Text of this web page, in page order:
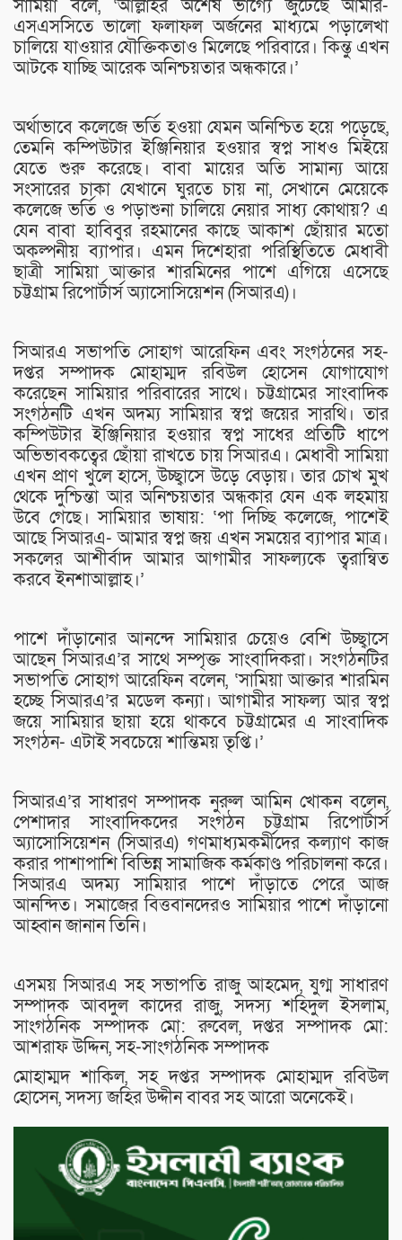
সামিয়া বলে, ‘আল্লাহর অশেষ ভাগ্যে জুটেছে আমার-
এসএসসিতে ভালো ফলাফল অর্জনের মাধ্যমে পড়ালেখা
চালিয়ে যাওয়ার যৌক্তিকতাও মিলেছে পরিবারে। কিন্তু এখন
আটকে যাচ্ছি আরেক অনিশ্চয়তার অন্ধকারে।’
অর্থাভাবে কলেজে ভর্তি হওয়া যেমন অনিশ্চিত হয়ে পড়েছে,
তেমনি কম্পিউটার ইঞ্জিনিয়ার হওয়ার স্বপ্ন সাধও মিইয়ে
যেতে শুরু করেছে। বাবা মায়ের অতি সামান্য আয়ে
সংসারের চাকা যেখানে ঘুরতে চায় না, সেখানে মেয়েকে
কলেজে ভর্তি ও পড়াশুনা চালিয়ে নেয়ার সাধ্য কোথায়? এ
যেন বাবা হাবিবুর রহমানের কাছে আকাশ ছোঁয়ার মতো
অকল্পনীয় ব্যাপার। এমন দিশেহারা পরিস্থিতিতে মেধাবী
ছাত্রী সামিয়া আক্তার শারমিনের পাশে এগিয়ে এসেছে
চট্টগ্রাম রিপোর্টার্স অ্যাসোসিয়েশন (সিআরএ)।
সিআরএ সভাপতি সোহাগ আরেফিন এবং সংগঠনের সহ-
দপ্তর সম্পাদক মোহাম্মদ রবিউল হোসেন যোগাযোগ
করেছেন সামিয়ার পরিবারের সাথে। চট্টগ্রামের সাংবাদিক
সংগঠনটি এখন অদম্য সামিয়ার স্বপ্ন জয়ের সারথি। তার
কম্পিউটার ইঞ্জিনিয়ার হওয়ার স্বপ্ন সাধের প্রতিটি ধাপে
অভিভাবকত্বের ছোঁয়া রাখতে চায় সিআরএ। মেধাবী সামিয়া
এখন প্রাণ খুলে হাসে, উচ্ছ্বাসে উড়ে বেড়ায়। তার চোখ মুখ
থেকে দুশ্চিন্তা আর অনিশ্চয়তার অন্ধকার যেন এক লহমায়
উবে গেছে। সামিয়ার ভাষায়: ‘পা দিচ্ছি কলেজে, পাশেই
আছে সিআরএ- আমার স্বপ্ন জয় এখন সময়ের ব্যাপার মাত্র।
সকলের আশীর্বাদ আমার আগামীর সাফল্যকে ত্বরান্বিত
করবে ইনশাআল্লাহ।’
পাশে দাঁড়ানোর আনন্দে সামিয়ার চেয়েও বেশি উচ্ছ্বাসে
আছেন সিআরএ’র সাথে সম্পৃক্ত সাংবাদিকরা। সংগঠনটির
সভাপতি সোহাগ আরেফিন বলেন, ‘সামিয়া আক্তার শারমিন
হচ্ছে সিআরএ’র মডেল কন্যা। আগামীর সাফল্য আর স্বপ্ন
জয়ে সামিয়ার ছায়া হয়ে থাকবে চট্টগ্রামের এ সাংবাদিক
সংগঠন- এটাই সবচেয়ে শান্তিময় তৃপ্তি।’
সিআরএ’র সাধারণ সম্পাদক নুরুল আমিন খোকন বলেন,
পেশাদার সাংবাদিকদের সংগঠন চট্টগ্রাম রিপোর্টার্স
অ্যাসোসিয়েশন (সিআরএ) গণমাধ্যমকর্মীদের কল্যাণ কাজ
করার পাশাপাশি বিভিন্ন সামাজিক কর্মকাণ্ড পরিচালনা করে।
সিআরএ অদম্য সামিয়ার পাশে দাঁড়াতে পেরে আজ
আনন্দিত। সমাজের বিত্তবানদেরও সামিয়ার পাশে দাঁড়ানো
আহ্বান জানান তিনি।
এসময় সিআরএ সহ সভাপতি রাজু আহমেদ, যুগ্ম সাধারণ
সম্পাদক আবদুল কাদের রাজু, সদস্য শহিদুল ইসলাম,
সাংগঠনিক সম্পাদক মো: রুবেল, দপ্তর সম্পাদক মো:
আশরাফ উদ্দিন, সহ-সাংগঠনিক সম্পাদক
মোহাম্মদ শাকিল, সহ দপ্তর সম্পাদক মোহাম্মদ রবিউল
হোসেন, সদস্য জহির উদ্দীন বাবর সহ আরো অনেকেই।